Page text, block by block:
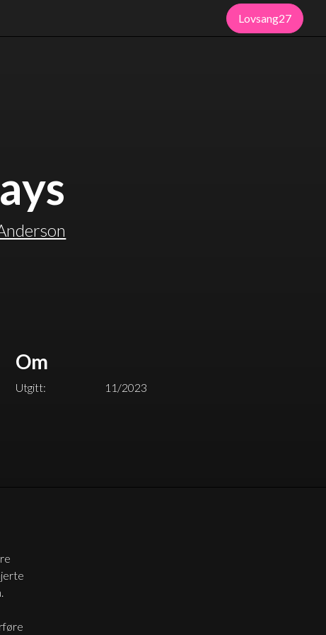
Lovsang27
Om
Utgitt: 11/2023